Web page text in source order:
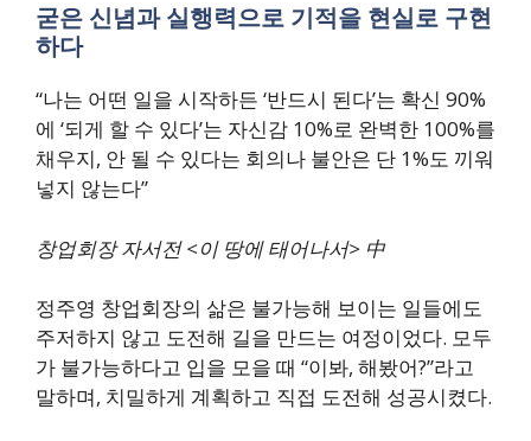
굳은 신념과 실행력으로 기적을 현실로 구현
하다
“나는 어떤 일을 시작하든 ‘반드시 된다’는 확신 90%
에 ‘되게 할 수 있다’는 자신감 10%로 완벽한 100%를
채우지, 안 될 수 있다는 회의나 불안은 단 1%도 끼워
넣지 않는다”
창업회장 자서전 <이 땅에 태어나서> 中
정주영 창업회장의 삶은 불가능해 보이는 일들에도
주저하지 않고 도전해 길을 만드는 여정이었다. 모두
가 불가능하다고 입을 모을 때 “이봐, 해봤어?”라고
말하며, 치밀하게 계획하고 직접 도전해 성공시켰다.